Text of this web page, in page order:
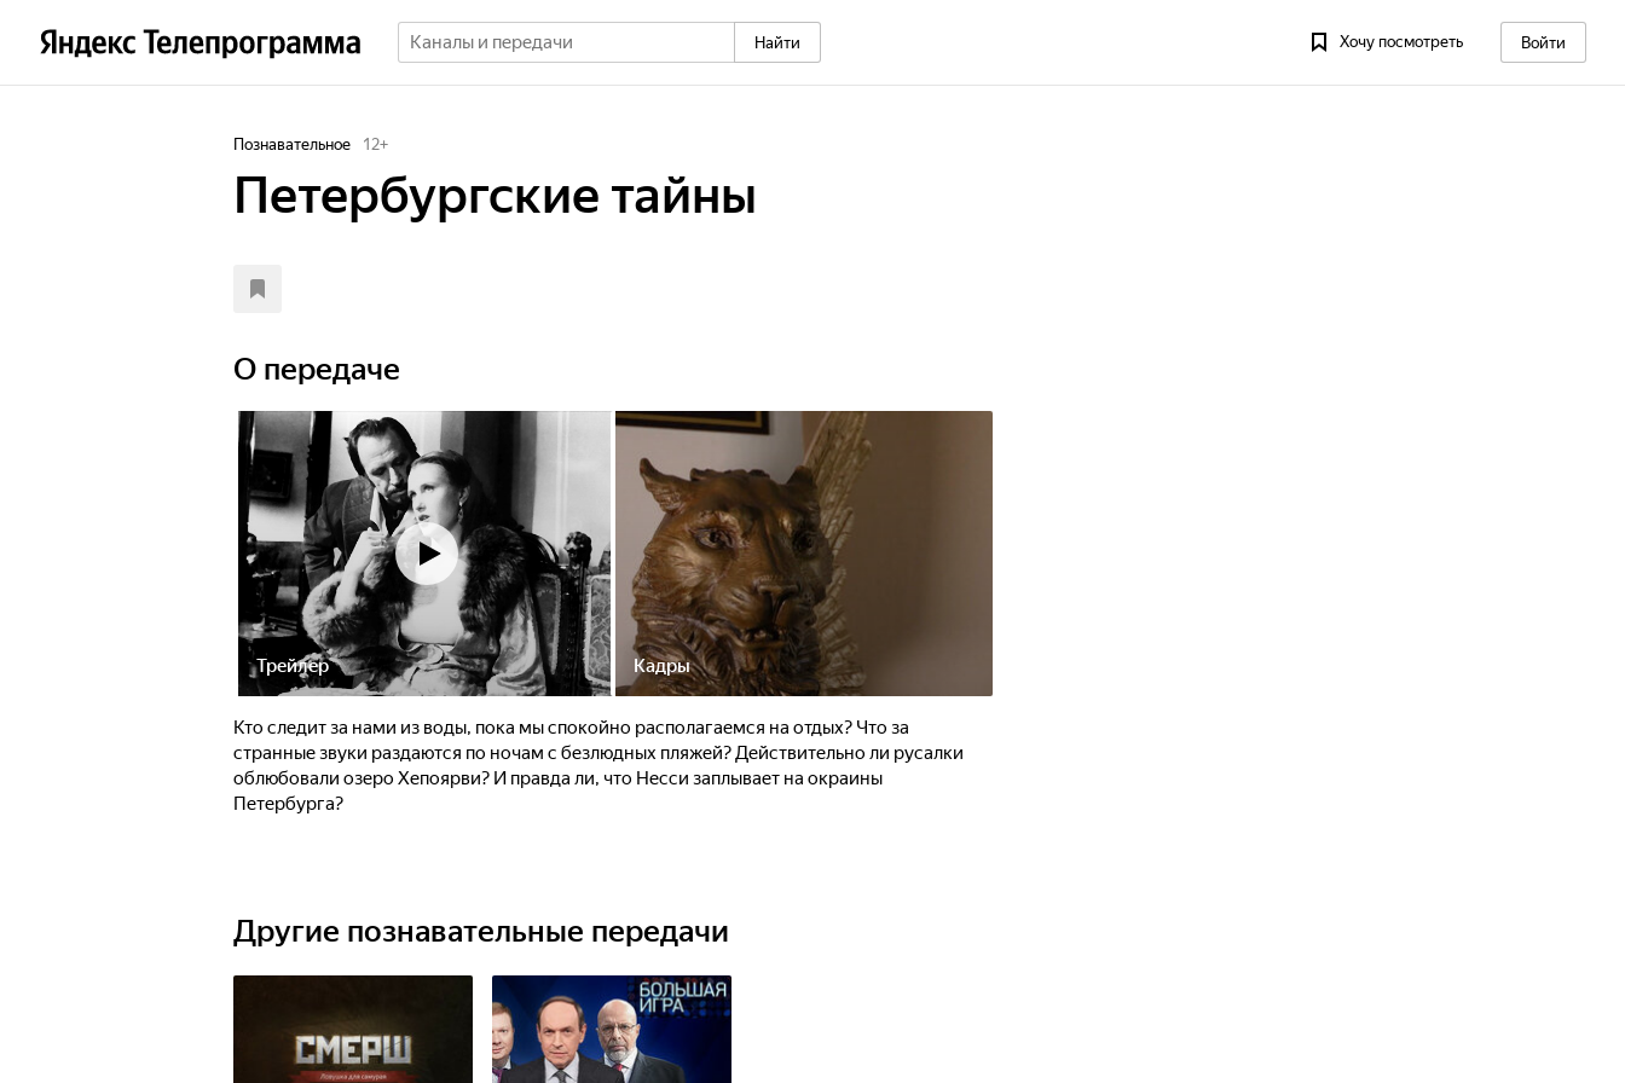
Найти Хочу посмотреть Войти
Познавательное 12+
Петербургские тайны
О передаче
Трейлер Кадры
Кто следит за нами из воды, пока мы спокойно располагаемся на отдых? Что за
странные звуки раздаются по ночам с безлюдных пляжей? Действительно ли русалки
облюбовали озеро Хепоярви? И правда ли, что Несси заплывает на окраины
Петербурга?
Другие познавательные передачи